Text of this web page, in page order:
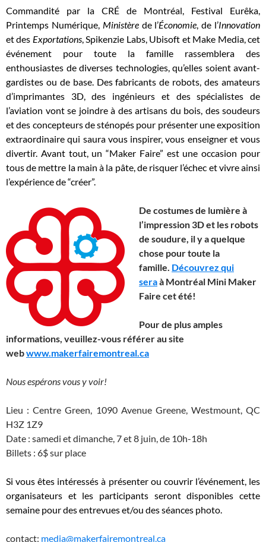
Commandité par la CRÉ de Montréal, Festival Eurêka,
Printemps Numérique, Ministèrede l’Économie, de l’Innovation
et des Exportations, Spikenzie Labs, Ubisoft et Make Media, cet
événement pour toute la famille rassemblera des
enthousiastes de diverses technologies, qu’elles soient avant-
gardistes ou de base. Des fabricants de robots, des amateurs
d’imprimantes 3D, des ingénieurs et des spécialistes de
l’aviation vont se joindre à des artisans du bois, des soudeurs
et des concepteurs de sténopés pour présenter une exposition
extraordinaire qui saura vous inspirer, vous enseigner et vous
divertir. Avant tout, un “Maker Faire” est une occasion pour
tous de mettre la main à la pâte, de risquer l’échec et vivre ainsi
l’expérience de “créer”.
De costumes de lumière à
l’impression 3D et les robots
de soudure, il y a quelque
chose pour toute la
famille. Découvrez qui
seraà Montréal Mini Maker
Faire cet été!
Pour de plus amples
informations, veuillez-vous référer au site
webwww.makerfairemontreal.ca
Nous espérons vous y voir!
Lieu : Centre Green, 1090 Avenue Greene, Westmount, QC
H3Z 1Z9
Date : samedi et dimanche, 7 et 8 juin, de 10h-18h
Billets : 6$ sur place
Si vous êtes intéressés à présenter ou couvrir l’événement, les
organisateurs et les participants seront disponibles cette
semaine pour des entrevues et/ou des séances photo.
contact: media@makerfairemontreal.ca